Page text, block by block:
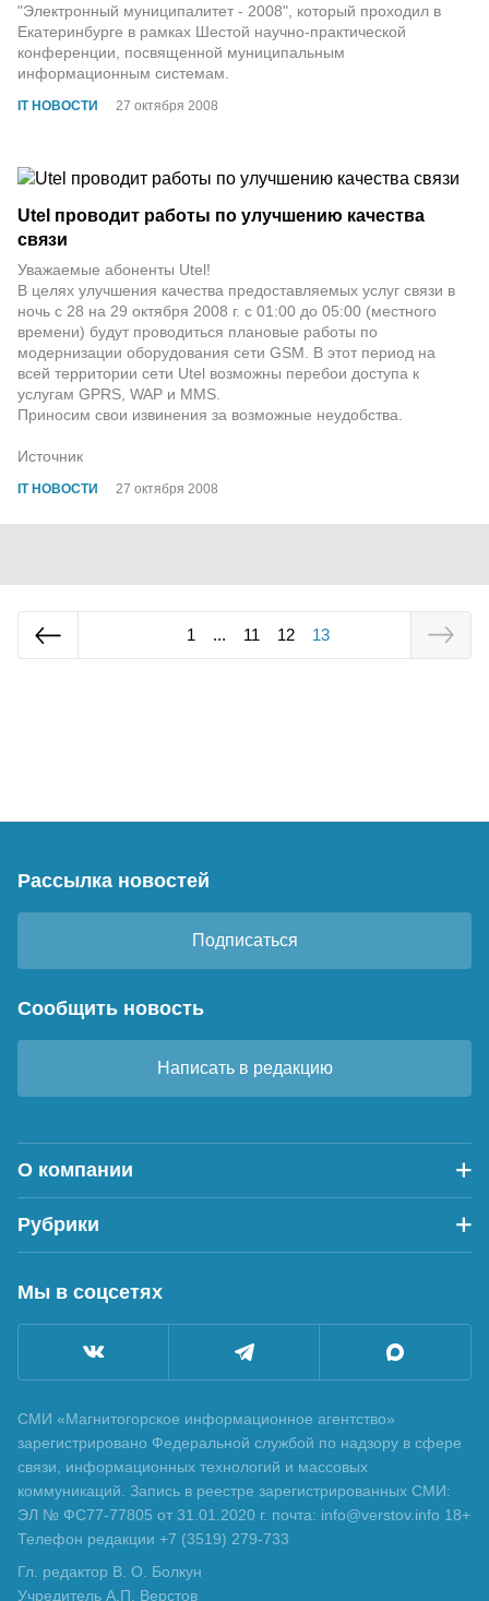
IT НОВОСТИ 27 октября 2008
"Электронный муниципалитет - 2008", который проходил в
Екатеринбурге в рамках Шестой научно-практической
конференции, посвященной муниципальным
информационным системам.
IT НОВОСТИ 27 октября 2008
Utel проводит работы по улучшению качества
связи
Уважаемые абоненты Utel!
В целях улучшения качества предоставляемых услуг связи в
ночь с 28 на 29 октября 2008 г. с 01:00 до 05:00 (местного
времени) будут проводиться плановые работы по
модернизации оборудования сети GSM. В этот период на
всей территории сети Utel возможны перебои доступа к
услугам GPRS, WAP и MMS.
Приносим свои извинения за возможные неудобства.
Источник
1 ... 11 12 13
Рассылка новостей
Подписаться
Сообщить новость
Написать в редакцию
О компании
Рубрики
Мы в соцсетях
СМИ «Магнитогорское информационное агентство»
зарегистрировано Федеральной службой по надзору в сфере
связи, информационных технологий и массовых
коммуникаций. Запись в реестре зарегистрированных СМИ:
ЭЛ № ФС77-77805 от 31.01.2020 г. почта: info@verstov.info 18+
Телефон редакции +7 (3519) 279-733
Гл. редактор В. О. Болкун
Учредитель А.П. Верстов